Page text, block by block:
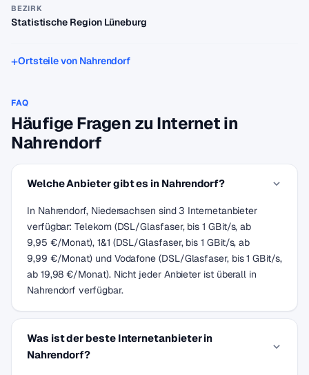
BEZIRK
Statistische Region Lüneburg
Ortsteile von Nahrendorf
FAQ
Häufige Fragen zu Internet in
Nahrendorf
Welche Anbieter gibt es in Nahrendorf?
In Nahrendorf, Niedersachsen sind 3 Internetanbieter
verfügbar: Telekom (DSL/Glasfaser, bis 1 GBit/s, ab
9,95 €/Monat), 1&1 (DSL/Glasfaser, bis 1 GBit/s, ab
9,99 €/Monat) und Vodafone (DSL/Glasfaser, bis 1 GBit/s,
ab 19,98 €/Monat). Nicht jeder Anbieter ist überall in
Nahrendorf verfügbar.
Was ist der beste Internetanbieter in
Nahrendorf?